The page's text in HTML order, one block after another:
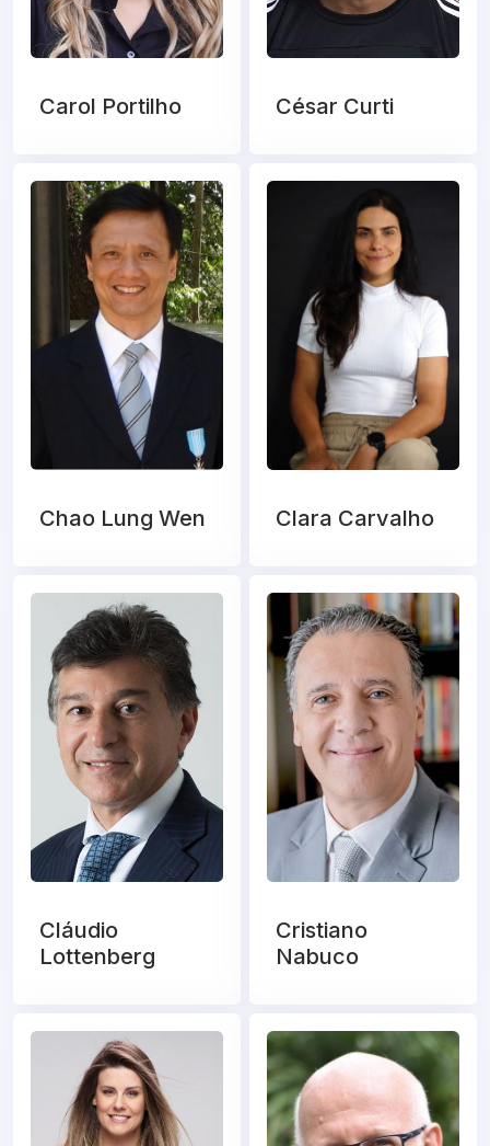
Carol Portilho César Curti
Chao Lung Wen Clara Carvalho
Cláudio
Lottenberg
Cristiano
Nabuco